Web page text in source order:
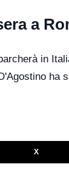
a
in
ha
X